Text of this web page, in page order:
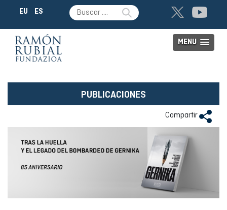
EU ES
MENU
PUBLICACIONES
Compartir